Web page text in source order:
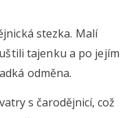
stezka. Malí
tajenku a po jejím
odměna.
s čarodějnicí, což